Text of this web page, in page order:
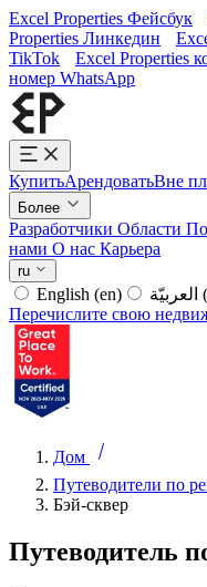
Excel Properties Фейсбук
Properties Линкедин
TikTok
Excel Properties
номер WhatsApp
КупитьАрендоватьВне
Более
Разработчики Области
нами О нас Карьера
ru
English (en)
Перечислите свою
Дом
Путеводители по
Бэй-сквер
Путеводитель